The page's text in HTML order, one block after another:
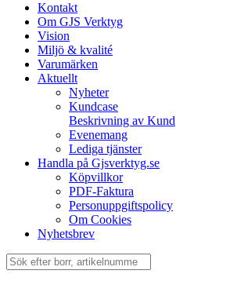
Kontakt
Om GJS Verktyg
Vision
Miljö & kvalité
Varumärken
Aktuellt
Nyheter
Kundcase
Beskrivning av Kund
Evenemang
Lediga tjänster
Handla på Gjsverktyg.se
Köpvillkor
PDF-Faktura
Personuppgiftspolicy
Om Cookies
Nyhetsbrev
Sök
efter: